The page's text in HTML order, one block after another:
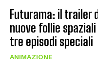
Futurama: il trailer
nuove follie
tre episodi speciali
ANIMAZIONE